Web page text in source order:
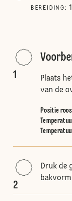
BEREIDING :
1
Plaats
van de
Positie
2
Druk de